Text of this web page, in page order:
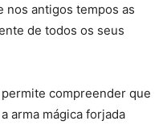
nos antigos tempos as
de todos os seus
compreender que
arma mágica forjada